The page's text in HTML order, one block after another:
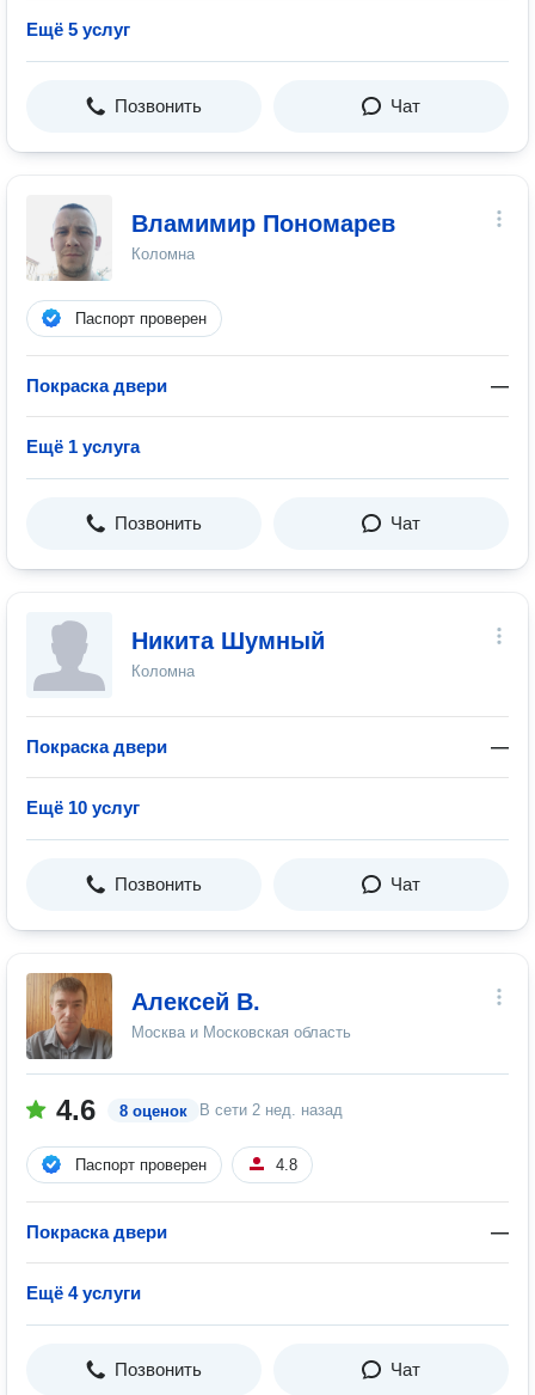
Ещё 5 услуг
Позвонить Чат
Вламимир Пономарев
Коломна
Паспорт проверен
Покраска двери —
Ещё 1 услуга
Позвонить Чат
Никита Шумный
Коломна
Покраска двери —
Ещё 10 услуг
Позвонить Чат
Алексей В.
Москва и Московская область
4.6 8 оценок В сети 2 нед. назад
Паспорт проверен 4.8
Покраска двери —
Ещё 4 услуги
Позвонить Чат